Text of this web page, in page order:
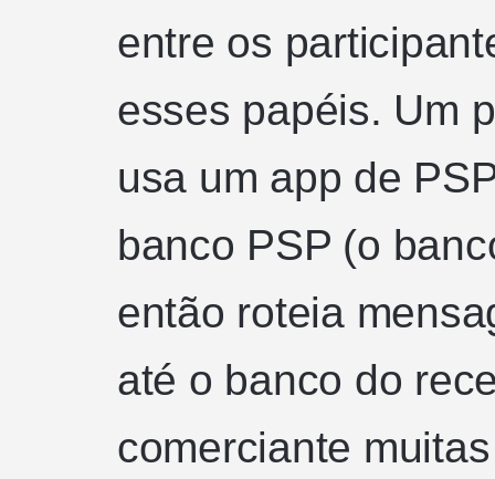
entre os
esses papéis. Um
usa um app de
banco PSP (o
então roteia
até o banco do
comerciante